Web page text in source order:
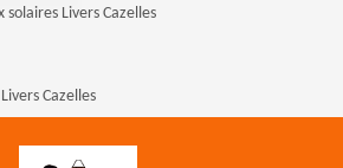
Livers Cazelles
Cazelles